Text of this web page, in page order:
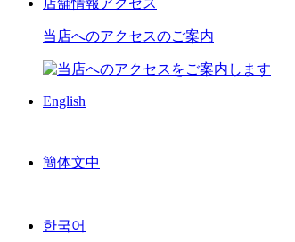
当店へのアクセスのご案内
English
簡体文中
한국어